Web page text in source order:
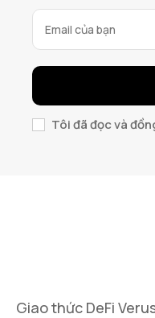
Tôi đã đọc và
Giao thức DeFi